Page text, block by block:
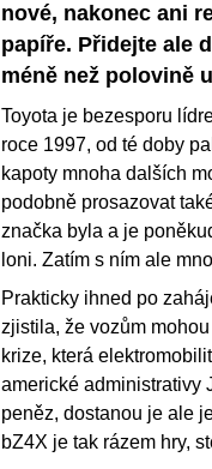
nové, nakonec ani
papíře. Přidejte ale
méně než polovině
Toyota je bezesporu
roce 1997, od té doby
kapoty mnoha dalších
podobně prosazovat
značka byla a je
loni. Zatím s ním ale
Prakticky ihned po
zjistila, že vozům
krize, která
americké administrativy
peněz, dostanou je ale
bZ4X je tak rázem hry,